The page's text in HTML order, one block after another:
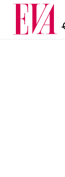
Carieră
Actualitate